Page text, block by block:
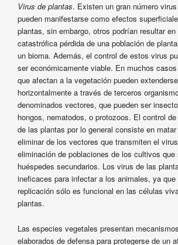
Virus de plantas. Existen un gran número
pueden manifestarse como efectos
plantas, sin embargo, otros podrían resultar en
catastrófica pérdida de una población de
un bioma. Además, el control de estos virus
ser económicamente viable. En muchos
que afectan a la vegetación pueden extenderse
horizontalmente a través de terceros
denominados vectores, que pueden ser
hongos, nematodos, o protozoos. El control
de las plantas por lo general consiste en matar
eliminar de los vectores que transmiten el
eliminación de poblaciones de los cultivos que
huéspedes secundarios. Los virus de las
ineficaces para infectar a los animales, ya que
replicación sólo es funcional en las células
plantas.
Las especies vegetales presentan mecanismos
elaborados de defensa para protegerse de un